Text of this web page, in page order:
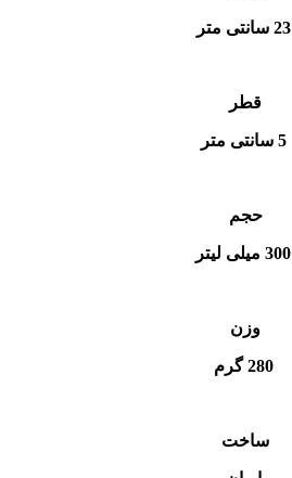
23 سانتی متر
قطر
5 سانتی متر
حجم
300 میلی لیتر
وزن
280 گرم
ساخت